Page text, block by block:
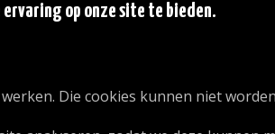
op onze site te bieden.
Die cookies kunnen niet